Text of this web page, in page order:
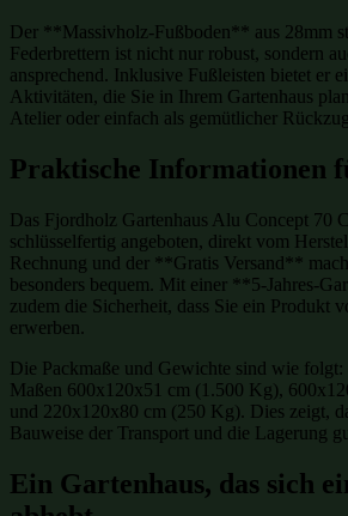
Der **Massivholz-Fußboden** aus 28mm
Federbrettern ist nicht nur robust, sondern
ansprechend. Inklusive Fußleisten bietet er
Aktivitäten, die Sie in Ihrem Gartenhaus
Atelier oder einfach als gemütlicher
Praktische Informationen
Das Fjordholz Gartenhaus Alu Concept 70
schlüsselfertig angeboten, direkt vom
Rechnung und der **Gratis Versand**
besonders bequem. Mit einer **5-Jahres-
zudem die Sicherheit, dass Sie ein Produkt
erwerben.
Die Packmaße und Gewichte sind wie folgt:
Maßen 600x120x51 cm (1.500 Kg),
und 220x120x80 cm (250 Kg). Dies zeigt,
Bauweise der Transport und die Lagerung
Ein Gartenhaus, das sich